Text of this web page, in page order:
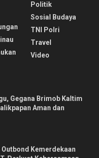
Politik
Sosial Budaya
TNI Polri
Travel
Video
Gegana Brimob Kaltim
Aman dan
Kemerdekaan